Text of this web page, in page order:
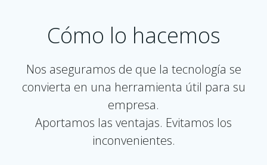
Cómo lo hacemos
Nos aseguramos de que la tecnología se
convierta en una herramienta útil para su
empresa.
Aportamos las ventajas. Evitamos los
inconvenientes.